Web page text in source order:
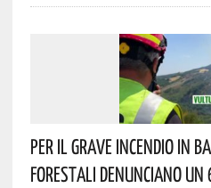
Per Il Grave Incendio In
Forestali Denunciano